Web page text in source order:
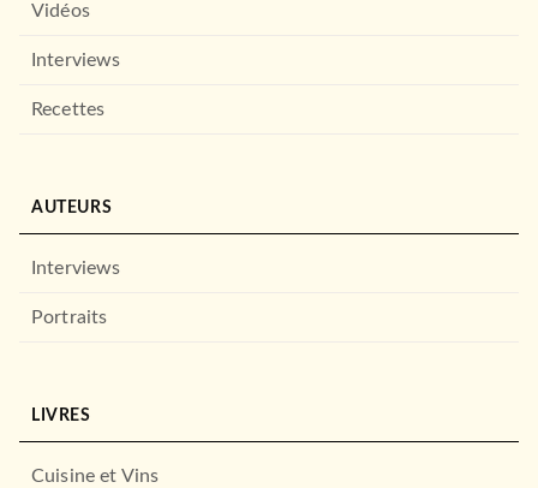
Vidéos
Interviews
Recettes
AUTEURS
Interviews
Portraits
LIVRES
Cuisine et Vins